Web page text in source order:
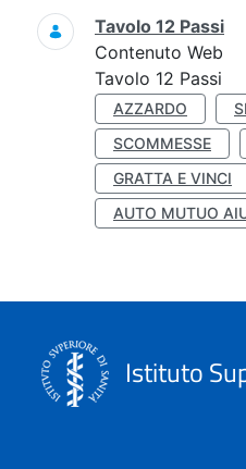
Ricerca
Tavolo 12 Passi
Contenuto Web
Tavolo 12 Passi
AZZARDO
SCOMMESSE
GRATTA E VINCI
AUTO MUTUO
Istituto